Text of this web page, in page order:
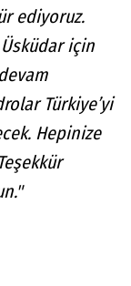
ediyoruz.
için
Türkiye’yi
Hepinize